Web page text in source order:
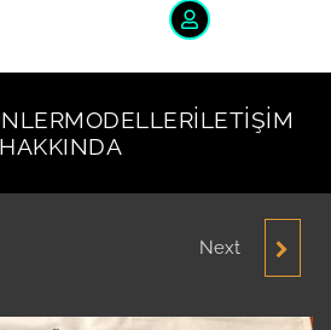
MODELLERİLETIŞIM
HAKKINDA
HYUNDAİ ACCENT SOL
Next